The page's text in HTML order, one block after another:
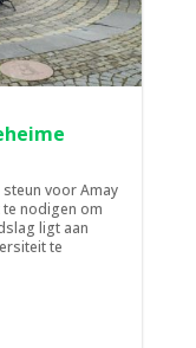
steun voor Amay
nodigen om
ligt aan
te